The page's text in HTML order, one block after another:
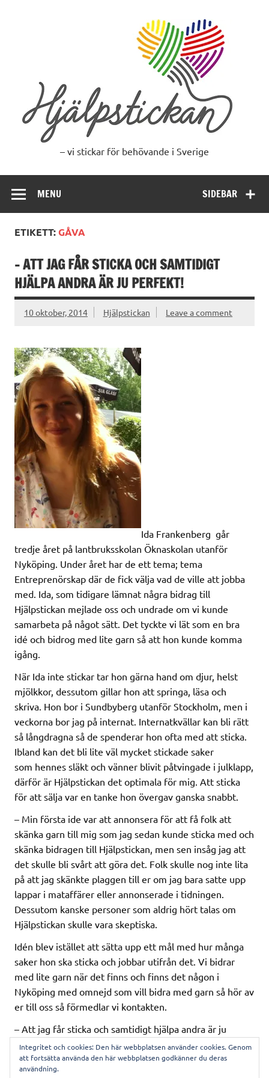
– vi stickar för behövande i Sverige
SIDEBAR
MENU
ETIKETT:GÅVA
– ATT JAG FÅR STICKA OCH SAMTIDIGT
HJÄLPA ANDRA ÄR JU PERFEKT!
10 oktober, 2014 Hjälpstickan Leave a comment
Ida Frankenberg går
tredje året på lantbruksskolan Öknaskolan utanför
Nyköping. Under året har de ett tema; tema
Entreprenörskap där de fick välja vad de ville att jobba
med. Ida, som tidigare lämnat några bidrag till
Hjälpstickan mejlade oss och undrade om vi kunde
samarbeta på något sätt. Det tyckte vi lät som en bra
idé och bidrog med lite garn så att hon kunde komma
igång.
När Ida inte stickar tar hon gärna hand om djur, helst
mjölkkor, dessutom gillar hon att springa, läsa och
skriva. Hon bor i Sundbyberg utanför Stockholm, men i
veckorna bor jag på internat. Internatkvällar kan bli rätt
så långdragna så de spenderar hon ofta med att sticka.
Ibland kan det bli lite väl mycket stickade saker
som hennes släkt och vänner blivit påtvingade i julklapp,
därför är Hjälpstickan det optimala för mig. Att sticka
för att sälja var en tanke hon övergav ganska snabbt.
– Min första ide var att annonsera för att få folk att
skänka garn till mig som jag sedan kunde sticka med och
skänka bidragen till Hjälpstickan, men sen insåg jag att
det skulle bli svårt att göra det. Folk skulle nog inte lita
på att jag skänkte plaggen till er om jag bara satte upp
lappar i mataffärer eller annonserade i tidningen.
Dessutom kanske personer som aldrig hört talas om
Hjälpstickan skulle vara skeptiska.
Idén blev istället att sätta upp ett mål med hur många
saker hon ska sticka och jobbar utifrån det. Vi bidrar
med lite garn när det finns och finns det någon i
Nyköping med omnejd som vill bidra med garn så hör av
er till oss så förmedlar vi kontakten.
– Att jag får sticka och samtidigt hjälpa andra är ju
perfekt, säger Ida.
Integritet och cookies: Den här webbplatsen använder cookies. Genom
att fortsätta använda den här webbplatsen godkänner du deras
användning.